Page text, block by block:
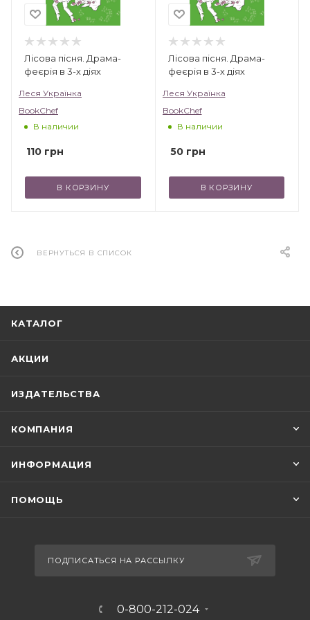
переиздаются и расходятся
многомиллионными тиражами по всему
миру.
Лісова пісня. Драма-
феєрія в 3-х діях
Леся Українка
BookChef
В наличии
110 грн
В КОРЗИНУ
Лісова пісня. Драма-
феєрія в 3-х діях
Леся Українка
BookChef
В наличии
50грн
В КОРЗИНУ
ВЕРНУТЬСЯ В СПИСОК
КАТАЛОГ
АКЦИИ
ИЗДАТЕЛЬСТВА
КОМПАНИЯ
ИНФОРМАЦИЯ
ПОМОЩЬ
ПОДПИСАТЬСЯ НА РАССЫЛКУ
0-800-212-024